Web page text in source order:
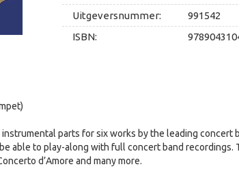
Uitgeversnummer:
991542
ISBN:
parts for six works by the leading concert
able to play-along with full concert band recordings.
d’Amore and many more.